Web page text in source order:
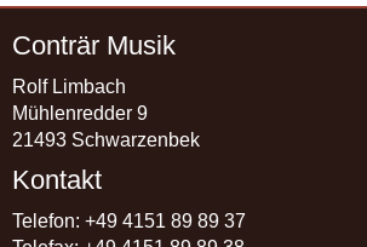
Conträr Musik
Rolf Limbach
Mühlenredder 9
21493 Schwarzenbek
Kontakt
Telefon: +49 4151 89 89 37